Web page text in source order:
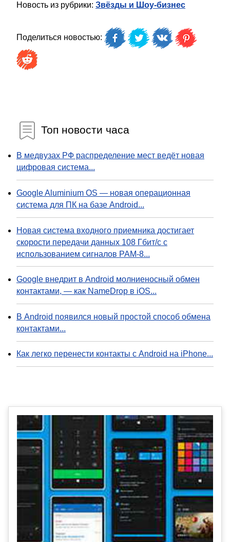
Новость из рубрики: Звёзды и Шоу-бизнес
Поделиться новостью:
Топ новости часа
В медвузах РФ распределение мест ведёт новая
цифровая система...
Google Aluminium OS — новая операционная
система для ПК на базе Android...
Новая система входного приемника достигает
скорости передачи данных 108 Гбит/с с
использованием сигналов PAM-8...
Google внедрит в Android молниеносный обмен
контактами, — как NameDrop в iOS...
В Android появился новый простой способ обмена
контактами...
Как легко перенести контакты с Android на iPhone...